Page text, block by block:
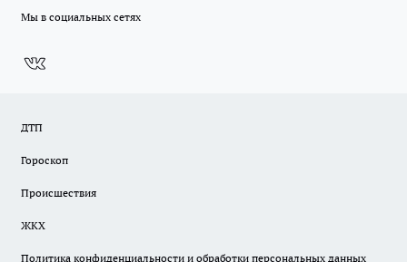
Мы в социальных сетях
ДТП
Гороскоп
Происшествия
ЖКХ
Политика конфиденциальности и обработки персональных данных